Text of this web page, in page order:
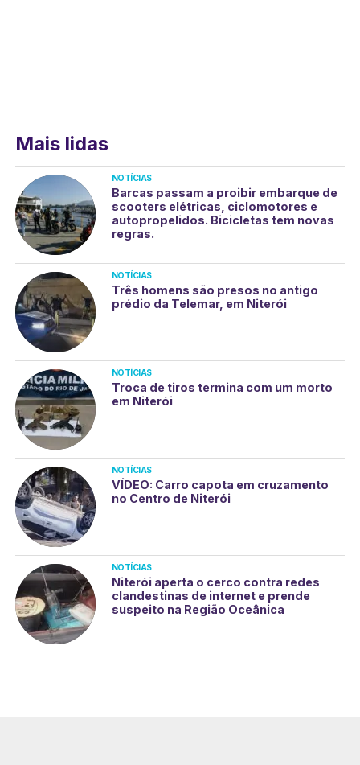
Mais lidas
NOTÍCIAS
Barcas passam a proibir embarque de
scooters elétricas, ciclomotores e
autopropelidos. Bicicletas tem novas
regras.
NOTÍCIAS
Três homens são presos no antigo
prédio da Telemar, em Niterói
NOTÍCIAS
Troca de tiros termina com um morto
em Niterói
NOTÍCIAS
VÍDEO: Carro capota em cruzamento
no Centro de Niterói
NOTÍCIAS
Niterói aperta o cerco contra redes
clandestinas de internet e prende
suspeito na Região Oceânica